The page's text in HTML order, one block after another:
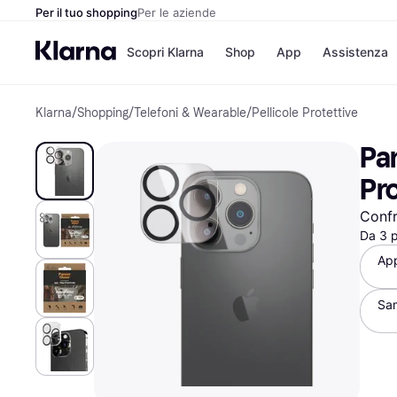
Per il tuo shoppingPer le aziende
Scopri Klarna
Opzioni di
Paga in 3 rate
Paga dopo 30 giorni
Finanziamento
Shop
Negozi
Unieuro
Media
Zalando
Elenco negozi
App Assistenza
Klarna/Shopping/Telefoni & Wearable/Pellicole Protettive
Da 3